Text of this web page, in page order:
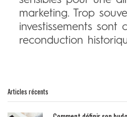
marketing. Trop
investissements sont
reconduction
Articles récents